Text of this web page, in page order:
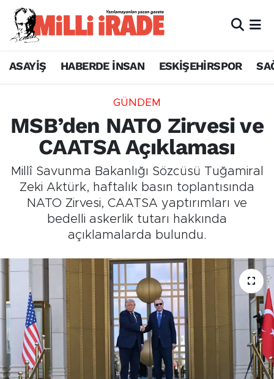
ASAYİŞ HABERDE İNSAN ESKİŞEHİRSPOR
GÜNDEM
MSB’den NATO Zirvesi ve
CAATSA Açıklaması
Millî Savunma Bakanlığı Sözcüsü Tuğamiral
Zeki Aktürk, haftalık basın toplantısında
NATO Zirvesi, CAATSA yaptırımları ve
bedelli askerlik tutarı hakkında
açıklamalarda bulundu.